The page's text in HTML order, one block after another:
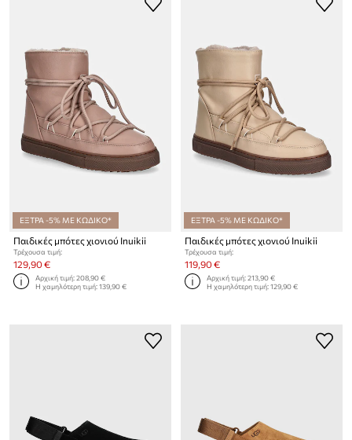
ΕΞΤΡΑ -5% ΜΕ ΚΩΔΙΚΟ*
Παιδικές μπότες χιονιού Inuikii
Τρέχουσα τιμή:
129,90 €
Αρχική τιμή:208,90 €
Η χαμηλότερη τιμή:139,90 €
ΕΞΤΡΑ -5% ΜΕ ΚΩΔΙΚΟ*
Παιδικές μπότες χιονιού Inuikii
Τρέχουσα τιμή:
119,90 €
Αρχική τιμή:213,90 €
Η χαμηλότερη τιμή:129,90 €